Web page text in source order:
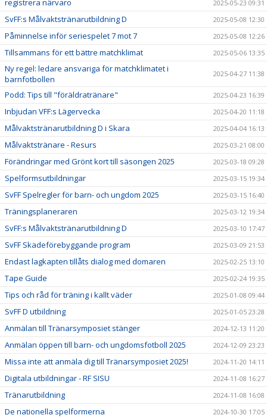
registrera närvaro 2025-05-23 09:31
SvFF:s Målvaktstränarutbildning D 2025-05-08 12:30
Påminnelse inför seriespelet 7 mot 7 2025-05-08 12:26
Tillsammans för ett bättre matchklimat 2025-05-06 13:35
Ny regel: ledare ansvariga för matchklimatet i
barnfotbollen
2025-04-27 11:38
Podd: Tips till "föräldratränare" 2025-04-23 16:39
Inbjudan VFF:s Lägervecka 2025-04-20 11:18
Målvaktstränarutbildning D i Skara 2025-04-04 16:13
Målvaktstränare - Resurs 2025-03-21 08:00
Förändringar med Grönt kort till säsongen 2025 2025-03-18 09:28
Spelformsutbildningar 2025-03-15 19:34
SvFF Spelregler för barn- och ungdom 2025 2025-03-15 16:40
Träningsplaneraren 2025-03-12 19:34
SvFF:s Målvaktstränarutbildning D 2025-03-10 17:47
SvFF Skadeförebyggande program 2025-03-09 21:53
Endast lagkapten tillåts dialog med domaren 2025-02-25 13:10
Tape Guide 2025-02-24 19:35
Tips och råd för träning i kallt väder 2025-01-08 09:44
SvFF D utbildning 2025-01-05 23:28
Anmälan till Tränarsymposiet stänger 2024-12-13 11:20
Anmälan öppen till barn- och ungdomsfotboll 2025 2024-12-09 23:23
Missa inte att anmäla dig till Tränarsymposiet 2025! 2024-11-20 14:11
Digitala utbildningar - RF SISU 2024-11-08 16:27
Tränarutbildning 2024-11-08 16:08
De nationella spelformerna 2024-10-30 17:05